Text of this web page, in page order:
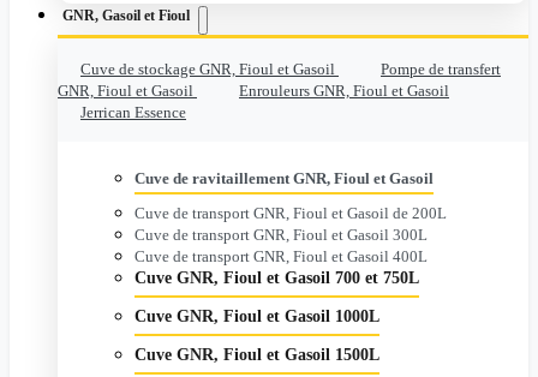
GNR, Gasoil et Fioul
Cuve de stockage GNR, Fioul et Gasoil
Pompe de transfert
GNR, Fioul et Gasoil
Enrouleurs GNR, Fioul et Gasoil
Jerrican Essence
Cuve de ravitaillement GNR, Fioul et Gasoil
Cuve de transport GNR, Fioul et Gasoil de 200L
Cuve de transport GNR, Fioul et Gasoil 300L
Cuve de transport GNR, Fioul et Gasoil 400L
Cuve GNR, Fioul et Gasoil 700 et 750L
Cuve GNR, Fioul et Gasoil 1000L
Cuve GNR, Fioul et Gasoil 1500L